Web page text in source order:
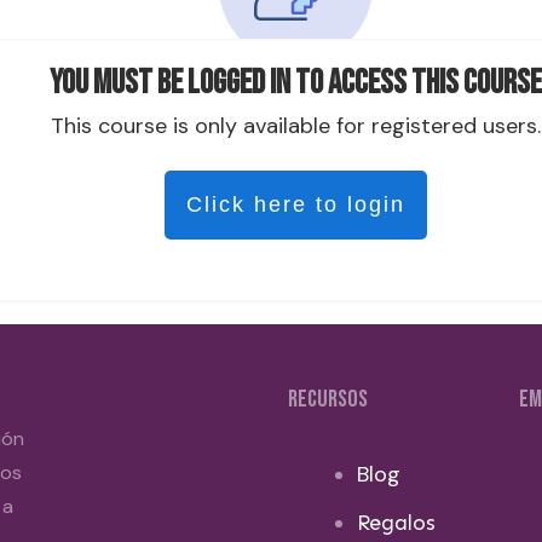
You must be logged in to access this course
This course is only available for registered users.
Click here to login
RECURSOS
Blog
Regalos